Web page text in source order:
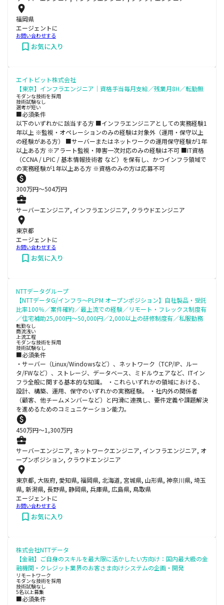
福岡県
エージェントに
お問い合わせする
お気に入り
エイトビット株式会社
【東京】インフラエンジニア｜資格手当毎月支給／残業月8H／転勤無
モダンな技術を採用
技術試験なし
選考が短い
■必須条件
以下のいずれかに該当する方 ■インフラエンジニアとしての実務経験1
年以上 ※監視・オペレーションのみの経験は対象外（運用・保守以上
の経験がある方） ■サーバーまたはネットワークの運用保守経験が1年
以上ある方 ※アラート監視・障害一次対応のみの経験は不可 ■IT資格
（CCNA / LPIC / 基本情報技術者 など）を保有し、かつインフラ領域で
の実務経験が1年以上ある方 ※資格のみの方は応募不可
300万円〜504万円
サーバーエンジニア, インフラエンジニア, クラウドエンジニア
東京都
エージェントに
お問い合わせする
お気に入り
NTTデータグループ
【NTTデータG/インフラ～PLPM オープンポジション】自社製品・受託
比率100％／案件確約／最上流での経験／リモート・フレックス制度有
／住宅補助25,000円～50,000円／2,000以上の研修制度有／私服勤務
転勤なし
商流浅い
上流工程
モダンな技術を採用
技術試験なし
■必須条件
・サーバー（Linux/Windowsなど）、ネットワーク（TCP/IP、ルー
タ/FWなど）、ストレージ、データベース、ミドルウェアなど、ITイン
フラ全般に関する基本的な知識。 ・これらいずれかの領域における、
設計、構築、運用、保守のいずれかの実務経験。 ・社内外の関係者
（顧客、他チームメンバーなど）と円滑に連携し、要件定義や課題解決
を進めるためのコミュニケーション能力。
450万円〜1,300万円
サーバーエンジニア, ネットワークエンジニア, インフラエンジニア, オ
ープンポジション, クラウドエンジニア
東京都, 大阪府, 愛知県, 福岡県, 北海道, 宮城県, 山形県, 神奈川県, 埼玉
県, 新潟県, 長野県, 静岡県, 兵庫県, 広島県, 鳥取県
エージェントに
お問い合わせする
お気に入り
株式会社NTTデータ
【金融】ご自身のスキルを最大限に活かしたい方向け：国内最大級の金
融機関・クレジット業界のお客さま向けシステムの企画・開発
リモートワーク
モダンな技術を採用
技術試験なし
5名以上募集
■必須条件